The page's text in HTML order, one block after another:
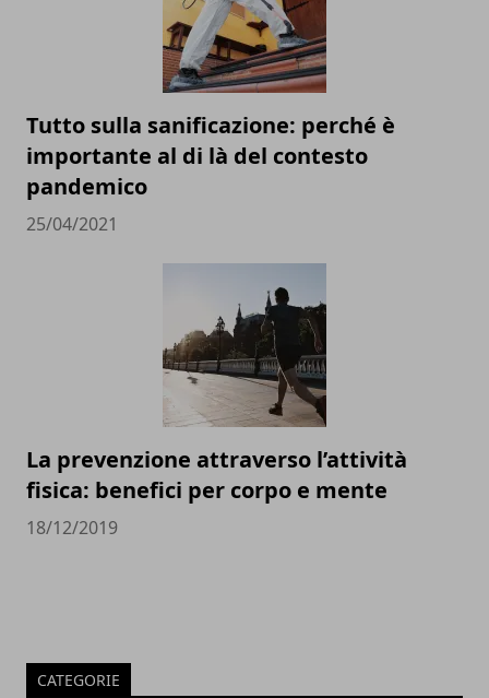
Tutto sulla sanificazione: perché è
importante al di là del contesto
pandemico
25/04/2021
La prevenzione attraverso l’attività
fisica: benefici per corpo e mente
18/12/2019
CATEGORIE